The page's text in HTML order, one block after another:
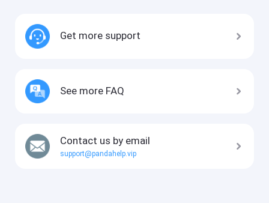
Get more support
See more FAQ
Contact us by email
support@pandahelp.vip